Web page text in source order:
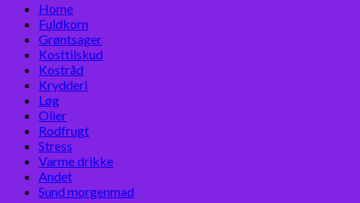
Home
Fuldkorn
Grøntsager
Kosttilskud
Kostråd
Krydderi
Løg
Olier
Rodfrugt
Stress
Varme drikke
Andet
Sund morgenmad